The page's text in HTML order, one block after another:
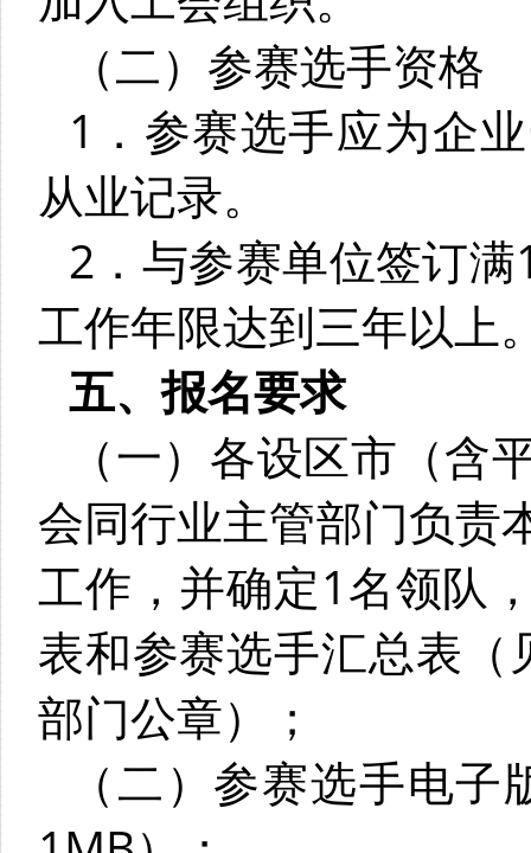
（二）参赛选手资格
1．参赛选手应为企
从业记录。
2．与参赛单位签订
工作年限达到三年以上
五、报名要求
（一）各设区市（
会同行业主管部门负责
工作，并确定1名领队
表和参赛选手汇总表
部门公章）；
（二）参赛选手电